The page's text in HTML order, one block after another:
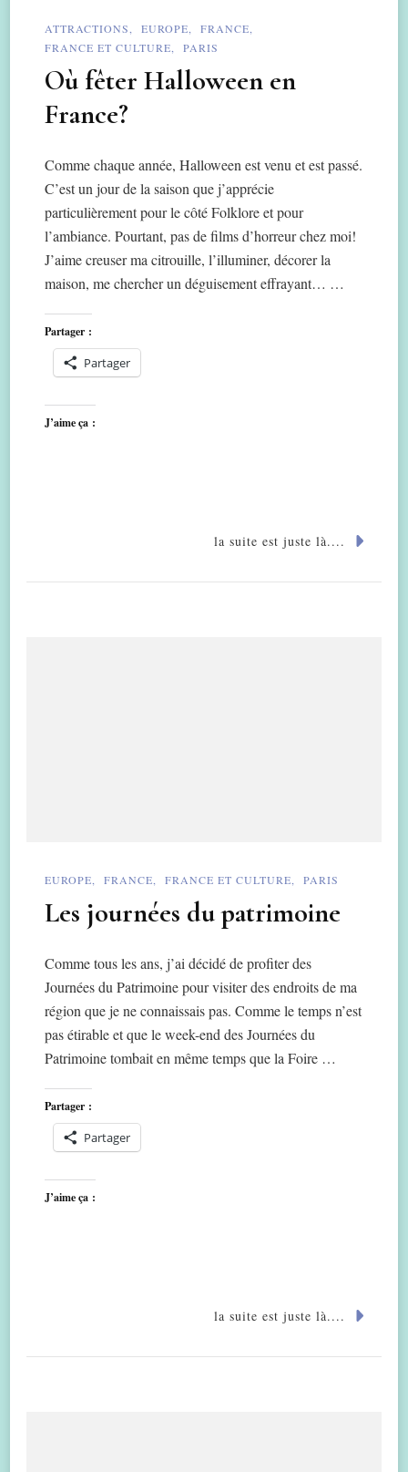
ATTRACTIONS EUROPE
FRANCE
FRANCE ET CULTURE
PARIS
Où fêter Halloween en
France?
Comme chaque année, Halloween est venu et est passé.
C’est un jour de la saison que j’apprécie
particulièrement pour le côté Folklore et pour
l’ambiance. Pourtant, pas de films d’horreur chez moi!
J’aime creuser ma citrouille, l’illuminer, décorer la
maison, me chercher un déguisement effrayant… …
Partager :
Partager
J’aime ça :
la suite est juste là....
EUROPE FRANCE FRANCE ET CULTURE PARIS
Les journées du patrimoine
Comme tous les ans, j’ai décidé de profiter des
Journées du Patrimoine pour visiter des endroits de ma
région que je ne connaissais pas. Comme le temps n’est
pas étirable et que le week-end des Journées du
Patrimoine tombait en même temps que la Foire …
Partager :
Partager
J’aime ça :
la suite est juste là....